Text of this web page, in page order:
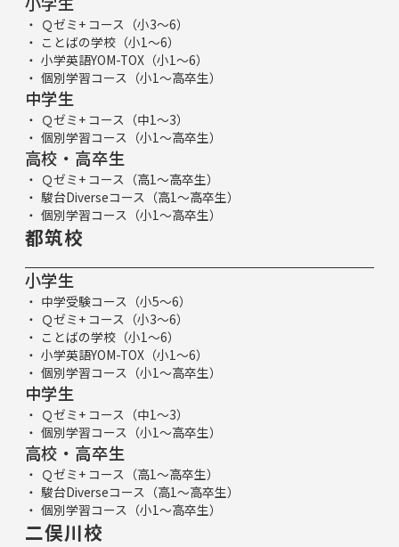
Ｑゼミ+ コース（小3～6）
ことばの学校（小1～6）
小学英語YOM-TOX（小1～6）
個別学習コース（小1～高卒生）
中学生
Ｑゼミ+ コース（中1～3）
個別学習コース（小1～高卒生）
高校・高卒生
Ｑゼミ+ コース（高1～高卒生）
駿台Diverseコース（高1～高卒生）
個別学習コース（小1～高卒生）
都筑校
小学生
中学受験コース（小5～6）
Ｑゼミ+ コース（小3～6）
ことばの学校（小1～6）
小学英語YOM-TOX（小1～6）
個別学習コース（小1～高卒生）
中学生
Ｑゼミ+ コース（中1～3）
個別学習コース（小1～高卒生）
高校・高卒生
Ｑゼミ+ コース（高1～高卒生）
駿台Diverseコース（高1～高卒生）
個別学習コース（小1～高卒生）
二俣川校